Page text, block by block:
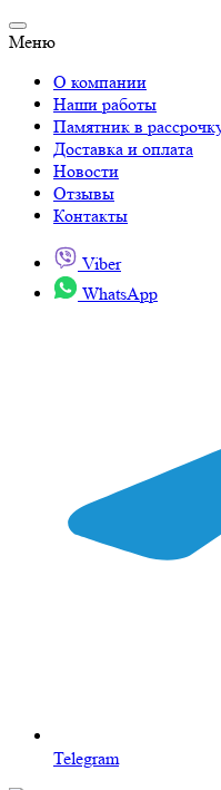
Меню
О компании
Наши работы
Памятник в
Доставка и оплата
Новости
Отзывы
Контакты
Viber
WhatsApp
Telegram